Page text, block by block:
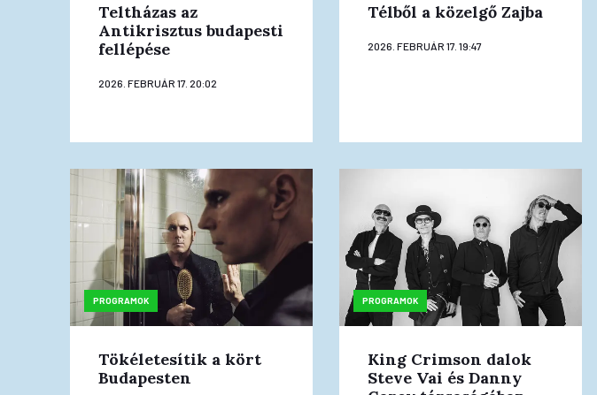
Teltházas az
Antikrisztus budapesti
fellépése
2026. FEBRUÁR 17. 20:02
Télből a közelgő Zajba
2026. FEBRUÁR 17. 19:47
PROGRAMOK
Tökéletesítik a kört
Budapesten
PROGRAMOK
King Crimson dalok
Steve Vai és Danny